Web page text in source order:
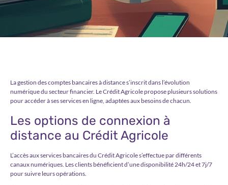
La gestion des comptes bancaires à distance s’inscrit dans l’évolution
numérique du secteur financier. Le Crédit Agricole propose plusieurs solutions
pour accéder à ses services en ligne, adaptées aux besoins de chacun.
Les options de connexion à
distance au Crédit Agricole
L’accès aux services bancaires du Crédit Agricole s’effectue par différents
canaux numériques. Les clients bénéficient d’une disponibilité 24h/24 et 7j/7
pour suivre leurs opérations.